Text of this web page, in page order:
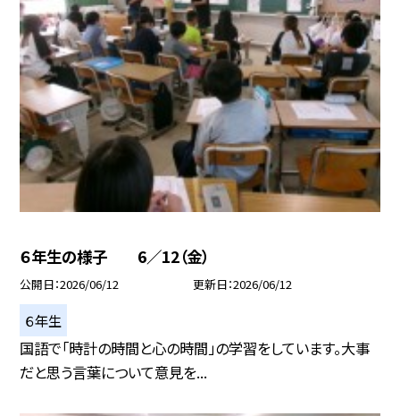
６年生の様子 6／12（金）
公開日 2026/06/12 更新日 2026/06/12
６年生
国語で「時計の時間と心の時間」の学習をしています。大事
だと思う言葉について意見を...